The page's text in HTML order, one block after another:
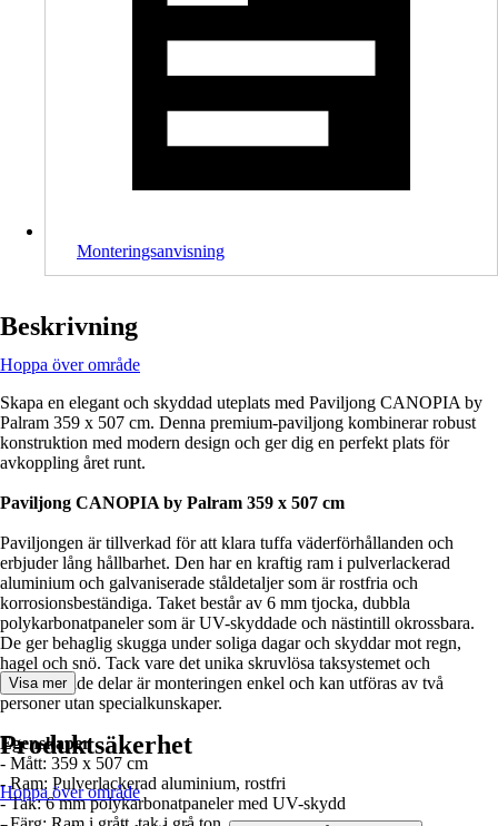
Monteringsanvisning
Beskrivning
Hoppa över område
Skapa en elegant och skyddad uteplats med Paviljong CANOPIA by
Palram 359 x 507 cm. Denna premium-paviljong kombinerar robust
konstruktion med modern design och ger dig en perfekt plats för
avkoppling året runt.
Paviljong CANOPIA by Palram 359 x 507 cm
Paviljongen är tillverkad för att klara tuffa väderförhållanden och
erbjuder lång hållbarhet. Den har en kraftig ram i pulverlackerad
aluminium och galvaniserade ståldetaljer som är rostfria och
korrosionsbeständiga. Taket består av 6 mm tjocka, dubbla
polykarbonatpaneler som är UV-skyddade och nästintill okrossbara.
De ger behaglig skugga under soliga dagar och skyddar mot regn,
hagel och snö. Tack vare det unika skruvlösa taksystemet och
förmonterade delar är monteringen enkel och kan utföras av två
personer utan specialkunskaper.
Egenskaper
- Mått: 359 x 507 cm
- Ram: Pulverlackerad aluminium, rostfri
- Tak: 6 mm polykarbonatpaneler med UV-skydd
Visa mer
Produktsäkerhet
Hoppa över område